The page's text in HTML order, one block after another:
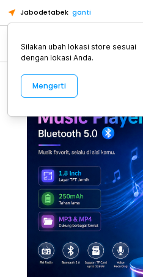
Jabodetabek ganti
Alat Kopi
Silakan ubah lokasi store sesuai
dengan lokasi Anda.
Mengerti